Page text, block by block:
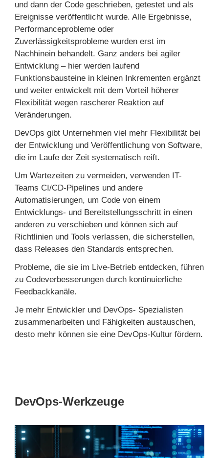
und dann der Code geschrieben, getestet und als
Ereignisse veröffentlicht wurde. Alle Ergebnisse,
Performanceprobleme oder
Zuverlässigkeitsprobleme wurden erst im
Nachhinein behandelt. Ganz anders bei agiler
Entwicklung – hier werden laufend
Funktionsbausteine in kleinen Inkrementen ergänzt
und weiter entwickelt mit dem Vorteil höherer
Flexibilität wegen rascherer Reaktion auf
Veränderungen.
DevOps gibt Unternehmen viel mehr Flexibilität bei
der Entwicklung und Veröffentlichung von Software,
die im Laufe der Zeit systematisch reift.
Um Wartezeiten zu vermeiden, verwenden IT-
Teams CI/CD-Pipelines und andere
Automatisierungen, um Code von einem
Entwicklungs- und Bereitstellungsschritt in einen
anderen zu verschieben und können sich auf
Richtlinien und Tools verlassen, die sicherstellen,
dass Releases den Standards entsprechen.
Probleme, die sie im Live-Betrieb entdecken, führen
zu Codeverbesserungen durch kontinuierliche
Feedbackkanäle.
Je mehr Entwickler und DevOps- Spezialisten
zusammenarbeiten und Fähigkeiten austauschen,
desto mehr können sie eine DevOps-Kultur fördern.
DevOps-Werkzeuge